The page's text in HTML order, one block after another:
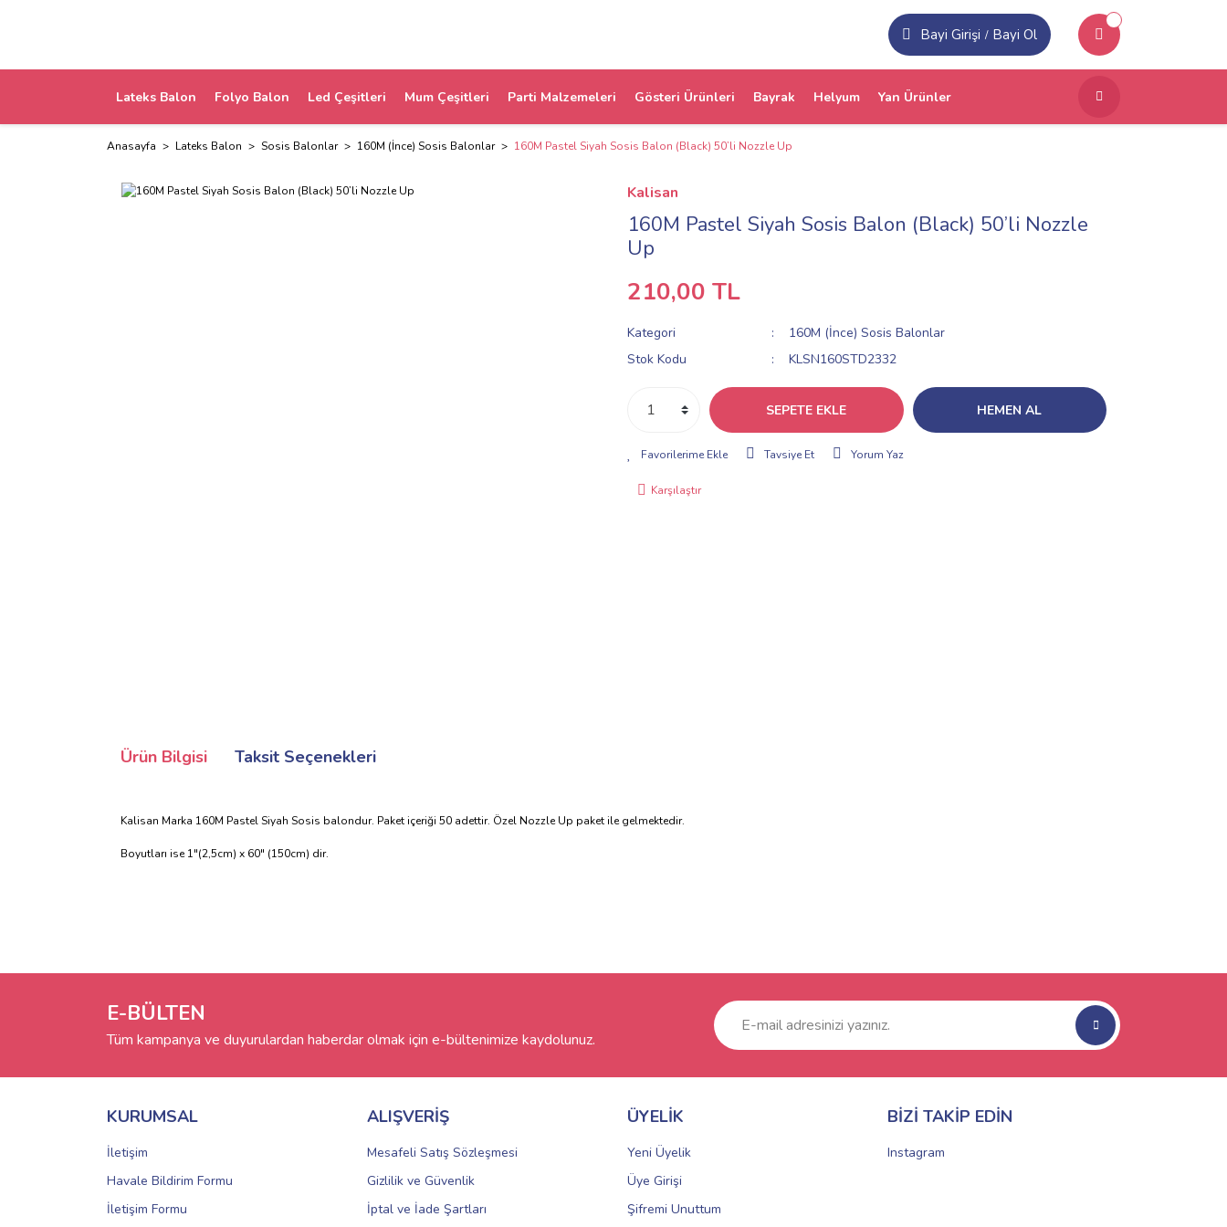
Bayi Girişi / Bayi Ol
Lateks Balon Folyo Balon Led Çeşitleri Mum Çeşitleri Parti Malzemeleri Gösteri Ürünleri Bayrak Helyum Yan Ürünler
Anasayfa Lateks Balon Sosis Balonlar 160M (İnce) Sosis Balonlar 160M Pastel Siyah Sosis Balon (Black) 50’li Nozzle Up
Kalisan
160M Pastel Siyah Sosis Balon (Black) 50’li Nozzle
Up
210,00 TL
Kategori
160M (İnce) Sosis Balonlar
Stok Kodu
KLSN160STD2332
SEPETE EKLE HEMEN AL
Tavsiye Et Yorum Yaz
Karşılaştır
Ürün Bilgisi Taksit Seçenekleri
Kalisan Marka 160M Pastel Siyah Sosis balondur. Paket içeriği 50 adettir. Özel Nozzle Up paket ile gelmektedir.
Boyutları ise 1"(2,5cm) x 60" (150cm) dir.
E-BÜLTEN
Tüm kampanya ve duyurulardan haberdar olmak için e-bültenimize kaydolunuz.
KURUMSAL
İletişim
Havale Bildirim Formu
İletişim Formu
ALIŞVERİŞ
Mesafeli Satış Sözleşmesi
Gizlilik ve Güvenlik
İptal ve İade Şartları
ÜYELİK
Yeni Üyelik
Üye Girişi
Şifremi Unuttum
BİZİ TAKİP EDİN
Instagram